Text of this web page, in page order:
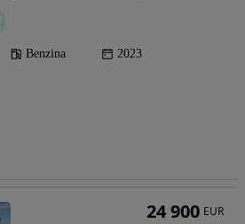
Benzina 2023
24 900 EUR